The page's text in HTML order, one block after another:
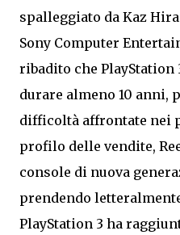
spalleggiato da Kaz
Sony Computer
ribadito che PlayStation
durare almeno 10 anni,
difficoltà affrontate nei
profilo delle vendite,
console di nuova
prendendo
PlayStation 3 ha